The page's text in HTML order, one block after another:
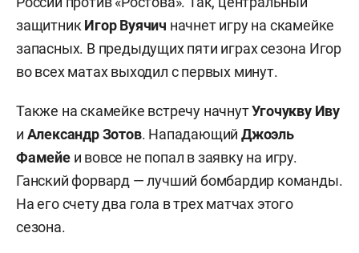
защитник Игор Вуячич начнет игру на скамейке
запасных. В предыдущих пяти играх сезона Игор
во всех матах выходил с первых минут.
Также на скамейке встречу начнутУгочукву Иву
и Александр Зотов. НападающийДжоэль
Фамейе и вовсе не попал в заявку на игру.
Ганский форвард — лучший бомбардир команды.
На его счету два гола в трех матчах этого
сезона.